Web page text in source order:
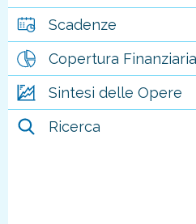
Scadenze
Copertura Finanziaria
Sintesi delle Opere
Ricerca